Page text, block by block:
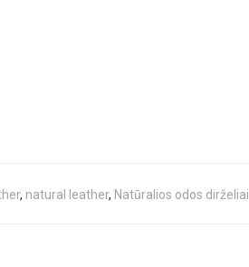
, natural leather, Natūralios odos dirželiai